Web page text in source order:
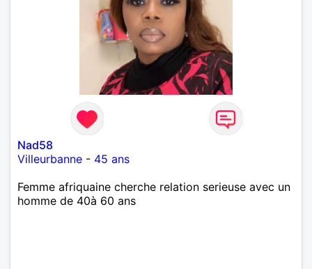
Nad58
Villeurbanne - 45 ans
Femme afriquaine cherche relation serieuse avec un
homme de 40à 60 ans